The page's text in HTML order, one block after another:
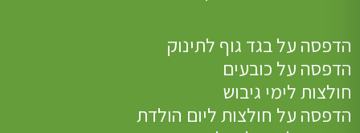
הדפסה על בגד גוף לתינוק
הדפסה על כובעים
חולצות לימי גיבוש
הדפסה על חולצות ליום הולדת